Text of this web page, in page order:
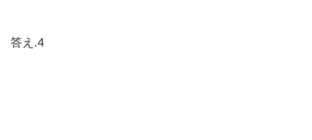
答え.4